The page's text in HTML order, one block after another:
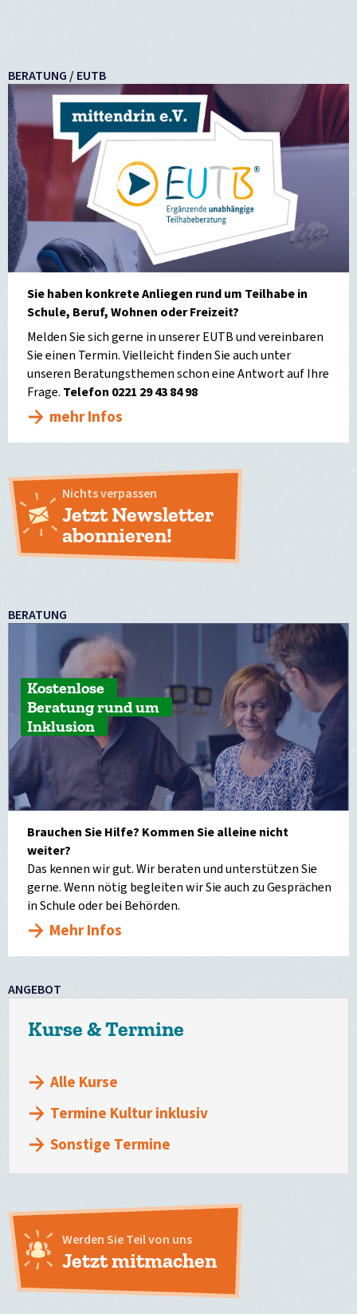
BERATUNG / EUTB
Sie haben konkrete Anliegen rund um Teilhabe in
Schule, Beruf, Wohnen oder Freizeit?
Melden Sie sich gerne in unserer EUTB und vereinbaren
Sie einen Termin. Vielleicht finden Sie auch unter
unseren Beratungsthemen schon eine Antwort auf Ihre
Frage. Telefon 0221 29 43 84 98
mehr Infos
Nichts verpassen
Jetzt Newsletter
abonnieren!
BERATUNG
Kostenlose
Beratung rund um
Inklusion
Brauchen Sie Hilfe? Kommen Sie alleine nicht
weiter?
Das kennen wir gut. Wir beraten und unterstützen Sie
gerne. Wenn nötig begleiten wir Sie auch zu Gesprächen
in Schule oder bei Behörden.
Mehr Infos
ANGEBOT
Kurse & Termine
Alle Kurse
Termine Kultur inklusiv
Sonstige Termine
Werden Sie Teil von uns
Jetzt mitmachen